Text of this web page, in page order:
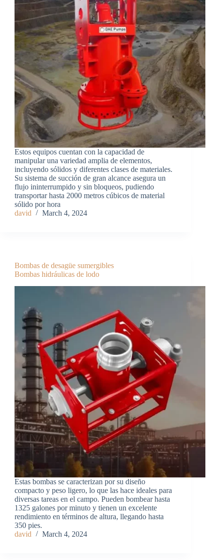
Estos equipos cuentan con la capacidad de
manipular una variedad amplia de elementos,
incluyendo sólidos y diferentes clases de materiales.
Su sistema de succión de gran alcance asegura un
flujo ininterrumpido y sin bloqueos, pudiendo
transportar hasta 2000 metros cúbicos de material
sólido por hora
david
March 4, 2024
Bombas de desagüe sumergibles
Bombas hidráulicas de lodo
Estas bombas se caracterizan por su diseño
compacto y peso ligero, lo que las hace ideales para
diversas tareas en el campo. Pueden bombear hasta
1325 galones por minuto y tienen un excelente
rendimiento en términos de altura, llegando hasta
350 pies.
david
March 4, 2024